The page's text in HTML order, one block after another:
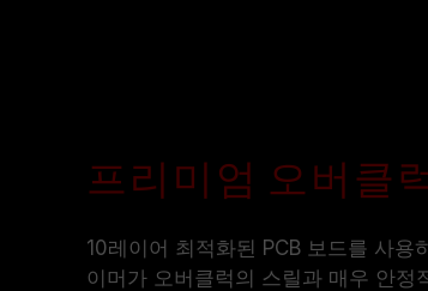
프리미엄 오버클
10레이어 최적화된 PCB 보드를 사
이머가 오버클럭의 스릴과 매우 안정